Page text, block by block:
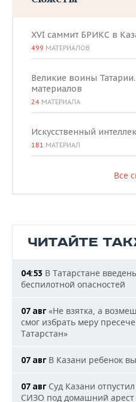
XVI саммит БРИКС в
499 МАТЕРИАЛОВ
Великие воины
материалов
24 МАТЕРИАЛА
Искусственный
181 МАТЕРИАЛ
Все
ЧИТАЙТЕ
04:53 В Татарстане
беспилотной опасностей
07 авг «Не взятка, а
смог избрать меру
Татарстан»
07 авг В Казани ребенок
07 авг Суд Казани
СИЗО под домашний арест